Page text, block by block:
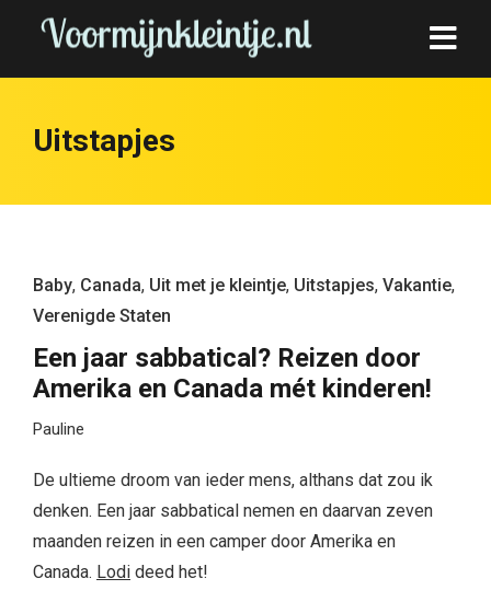
Uitstapjes
Baby, Canada, Uit met je kleintje, Uitstapjes, Vakantie,
Verenigde Staten
Een jaar sabbatical? Reizen door
Amerika en Canada mét kinderen!
Pauline
De ultieme droom van ieder mens, althans dat zou ik
denken. Een jaar sabbatical nemen en daarvan zeven
maanden reizen in een camper door Amerika en
Canada. Lodi deed het!